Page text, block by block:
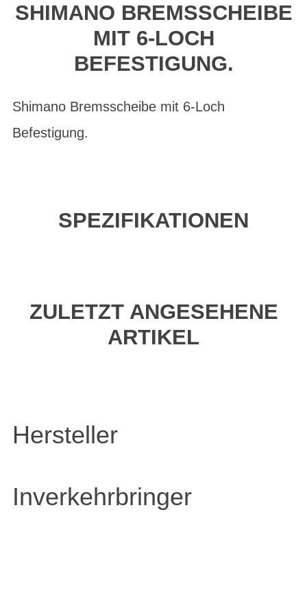
SHIMANO BREMSSCHEIBE
MIT 6-LOCH
BEFESTIGUNG.
Shimano Bremsscheibe mit 6-Loch
Befestigung.
SPEZIFIKATIONEN
ZULETZT ANGESEHENE
ARTIKEL
Hersteller
Inverkehrbringer